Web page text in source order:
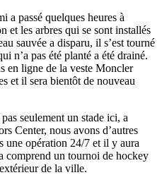
a passé quelques heures à
et les arbres qui se sont installés
sauvée a disparu, il s’est tourné
n’a pas été planté a été drainé.
en ligne de la veste Moncler
et il sera bientôt de nouveau
seulement un stade ici, a
Center, nous avons d’autres
une opération 24/7 et il y aura
comprend un tournoi de hockey
de la ville.